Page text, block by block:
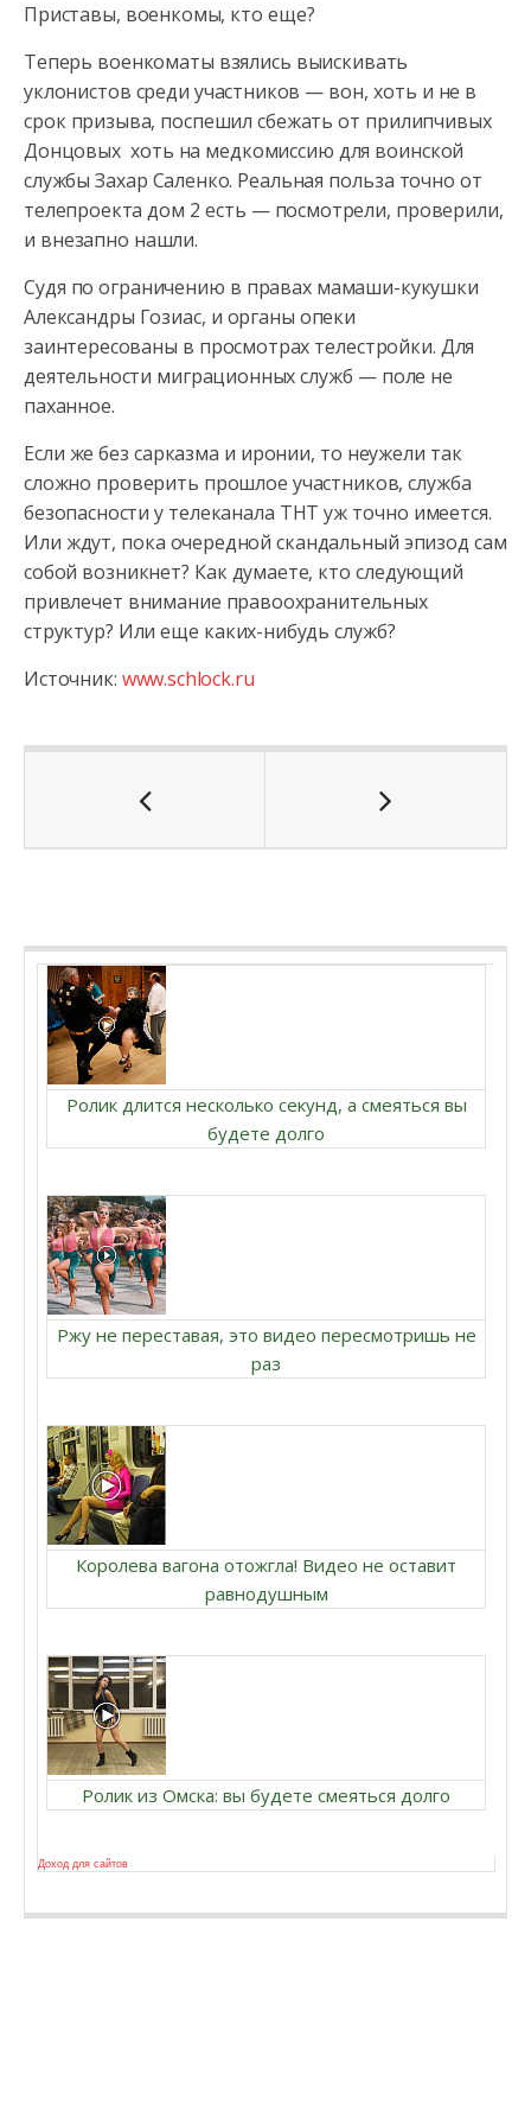
Приставы, военкомы, кто еще?
Теперь военкоматы взялись выискивать
уклонистов среди участников — вон, хоть и не в
срок призыва, поспешил сбежать от прилипчивых
Донцовых хоть на медкомиссию для воинской
службы Захар Саленко. Реальная польза точно от
телепроекта дом 2 есть — посмотрели, проверили,
и внезапно нашли.
Судя по ограничению в правах мамаши-кукушки
Александры Гозиас, и органы опеки
заинтересованы в просмотрах телестройки. Для
деятельности миграционных служб — поле не
паханное.
Если же без сарказма и иронии, то неужели так
сложно проверить прошлое участников, служба
безопасности у телеканала ТНТ уж точно имеется.
Или ждут, пока очередной скандальный эпизод сам
собой возникнет? Как думаете, кто следующий
привлечет внимание правоохранительных
структур? Или еще каких-нибудь служб?
Источник: www.schlock.ru
Ролик длится несколько секунд, а смеяться вы
будете долго
Ржу не переставая, это видео пересмотришь не
раз
Королева вагона отожгла! Видео не оставит
равнодушным
Ролик из Омска: вы будете смеяться долго
Доход для сайтов